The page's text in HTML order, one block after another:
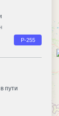
Р-255
пути